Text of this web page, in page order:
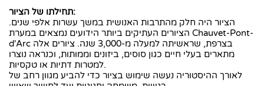
תחילתו של הציור:
הציור היה חלק מהתרבות האנושית במשך עשרות אלפי שנים.
הציורים העתיקים ביותר הידועים נמצאים במערת Chauvet-Pont-
d'Arc בצרפת, שראשיתה למעלה מ-3,000 שנה. ציורים אלה
מתארים בעלי חיים כגון סוסים, ביזונים וממותות, וכנראה נוצרו
למטרות דתיות או טקסיות.
לאורך ההיסטוריה נעשה שימוש בציור כדי להביע מגוון רחב של